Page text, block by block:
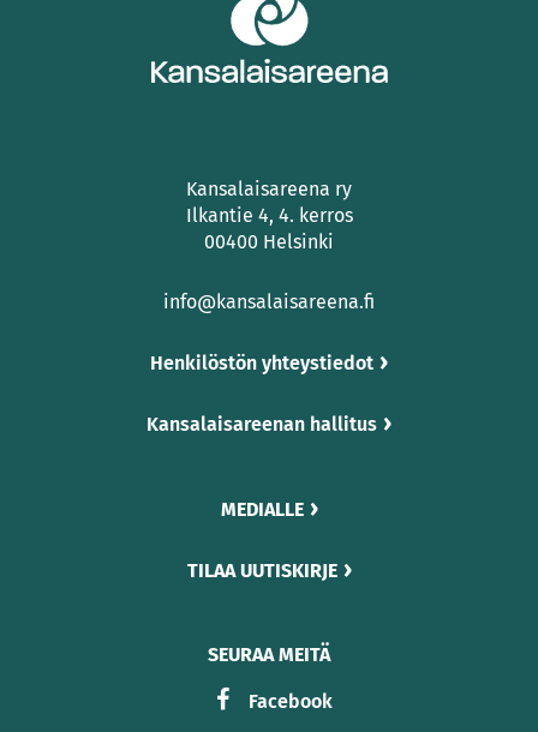
Kansalaisareena ry
Ilkantie 4, 4. kerros
00400 Helsinki
info@kansalaisareena.fi
Henkilöstön yhteystiedot
Kansalaisareenan hallitus
MEDIALLE
TILAA UUTISKIRJE
SEURAA MEITÄ
Facebook